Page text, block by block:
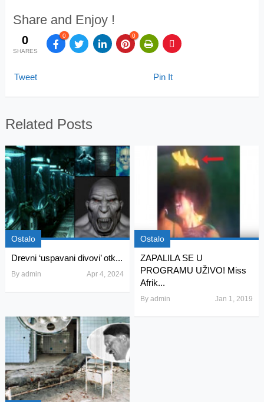
Share and Enjoy !
0
SHARES
0 0
Tweet Pin It
Related Posts
Ostalo
Drevni ‘uspavani divovi’ otk...
By admin Apr 4, 2024
Ostalo
ZAPALILA SE U
PROGRAMU UŽIVO! Miss
Afrik...
Byadmin Jan 1, 2019